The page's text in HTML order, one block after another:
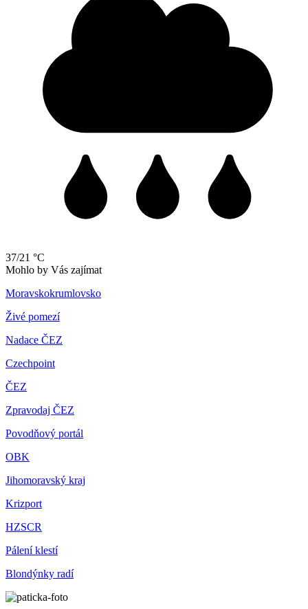
37/21 °C
Mohlo by Vás zajímat
Moravskokrumlovsko
Živé pomezí
Nadace ČEZ
Czechpoint
ČEZ
Zpravodaj ČEZ
Povodňový portál
OBK
Jihomoravský kraj
Krizport
HZSCR
Pálení klestí
Blondýnky radí